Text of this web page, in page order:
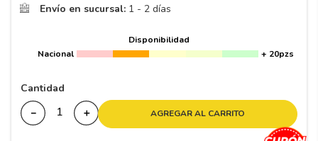
Envío en sucursal: 1 - 2 días
Disponibilidad
Nacional
+ 20pzs
Cantidad
＋
－ AGREGAR AL CARRITO